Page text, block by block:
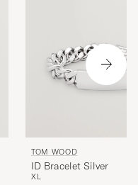
TOM WOOD
ID Bracelet Silver
XL